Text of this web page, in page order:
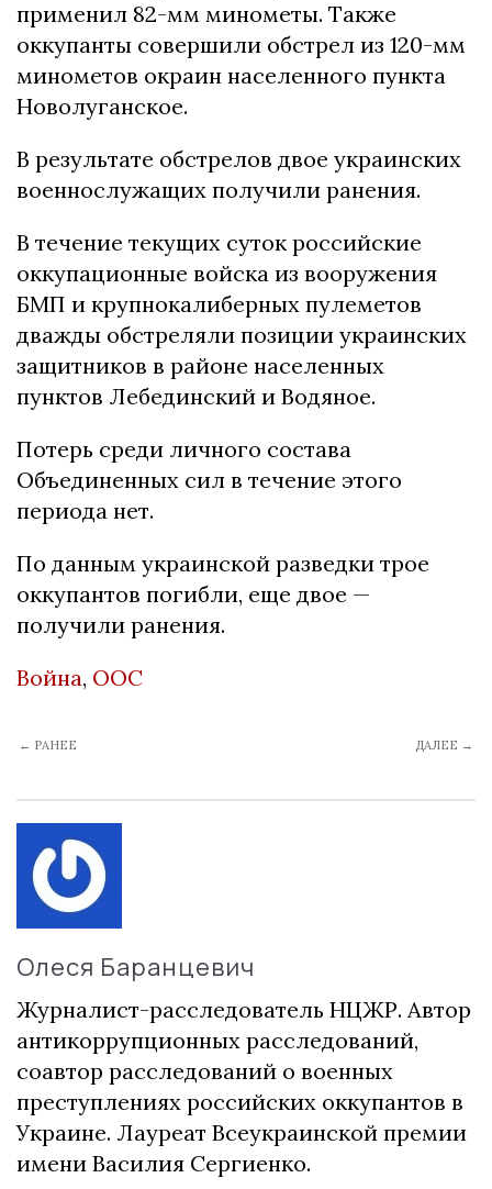
применил 82-мм минометы. Также
оккупанты совершили обстрел из 120-мм
минометов окраин населенного пункта
Новолуганское.
В результате обстрелов двое украинских
военнослужащих получили ранения.
В течение текущих суток российские
оккупационные войска из вооружения
БМП и крупнокалиберных пулеметов
дважды обстреляли позиции украинских
защитников в районе населенных
пунктов Лебединский и Водяное.
Потерь среди личного состава
Объединенных сил в течение этого
периода нет.
По данным украинской разведки трое
оккупантов погибли, еще двое —
получили ранения.
Война, ООС
← РАНЕЕ ДАЛЕЕ →
Олеся Баранцевич
Журналист-расследователь НЦЖР. Автор
антикоррупционных расследований,
соавтор расследований о военных
преступлениях российских оккупантов в
Украине. Лауреат Всеукраинской премии
имени Василия Сергиенко.